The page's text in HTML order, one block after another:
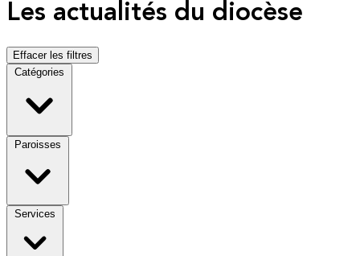
Les actualités du diocèse
Effacer les filtres
Catégories
Paroisses
Services